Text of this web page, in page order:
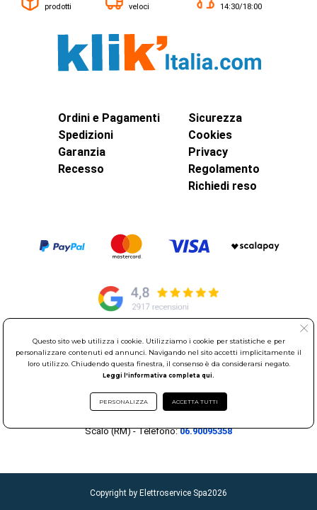
prodotti
veloci
14:30/18:00
Ordini e Pagamenti
Spedizioni
Garanzia
Recesso
Sicurezza
Cookies
Privacy
Regolamento
Richiedi reso
© Elettroservice Spa - Sede Legale: Via Leonardo da Vinci, 40 -
00015 Monterotondo Scalo (RM)
Partita Iva: 01586761007 - Codice Fiscale: 06634500588 Capitale
Sociale 1.600.000,00 Euro i.v. Iscritto al Registro delle Imprese di
Roma REA: RM-535144
Scalo (RM) - Telefono:06.90095358
Copyright by Elettroservice Spa2026
Questo sito web utilizza i cookie. Utilizziamo i cookie per statistiche e per
personalizzare contenuti ed annunci. Navigando nel sito accetti implicitamente il
loro utilizzo. Chiudendo questa finestra, il consenso è da considerarsi negato.
Leggi l'informativa completa qui.
PERSONALIZZA ACCETTA TUTTI